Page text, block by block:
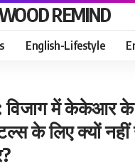
REMIND
English-Lifestyle
विजाग में केकेआर
के लिए क्यों